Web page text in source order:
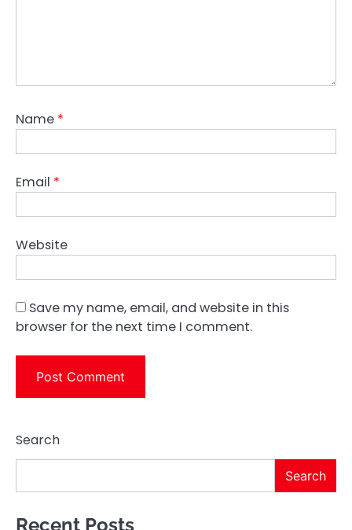
Name *
Email *
Website
Save my name, email, and website in this
browser for the next time I comment.
Search
Search
Recent Posts